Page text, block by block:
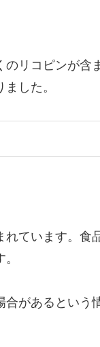
のリコピンが含
した。
れています。食
があるという